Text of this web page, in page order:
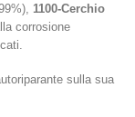
1100-Cerchio
corrosione
sulla sua